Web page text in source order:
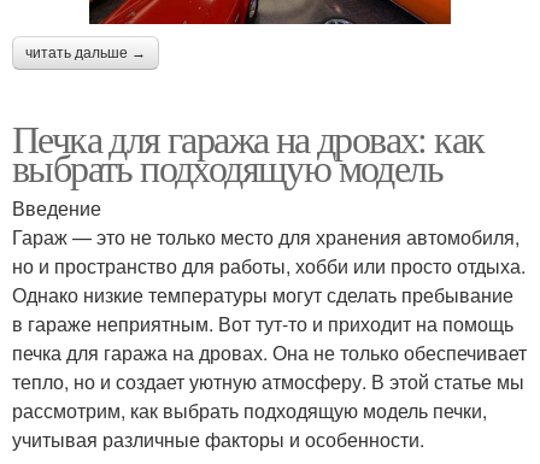
читать дальше →
Печка для гаража на дровах: как
выбрать подходящую модель
Введение
Гараж — это не только место для хранения автомобиля,
но и пространство для работы, хобби или просто отдыха.
Однако низкие температуры могут сделать пребывание
в гараже неприятным. Вот тут-то и приходит на помощь
печка для гаража на дровах. Она не только обеспечивает
тепло, но и создает уютную атмосферу. В этой статье мы
рассмотрим, как выбрать подходящую модель печки,
учитывая различные факторы и особенности.